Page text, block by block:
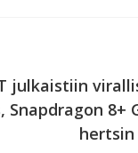
julkaistiin
Snapdragon 8+
hertsin